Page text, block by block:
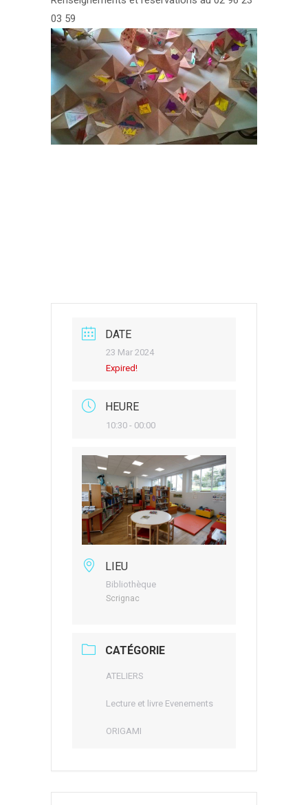
03 59
DATE
23 Mar 2024
Expired!
HEURE
10:30 - 00:00
LIEU
Bibliothèque
Scrignac
CATÉGORIE
ATELIERS
Lecture et livre Evenements
ORIGAMI